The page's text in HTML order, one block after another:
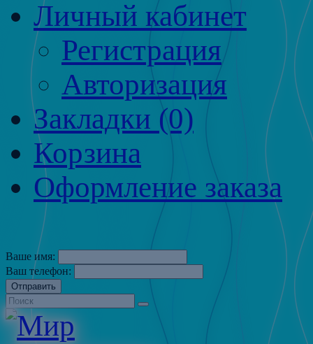
Личный кабинет
Регистрация
Авторизация
Закладки (0)
Корзина
Оформление заказа
Ваше имя:
Ваш телефон:
Отправить